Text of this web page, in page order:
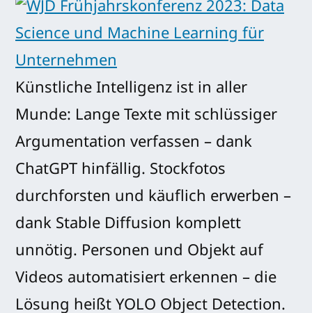
Künstliche Intelligenz ist in aller
Munde: Lange Texte mit schlüssiger
Argumentation verfassen – dank
ChatGPT hinfällig. Stockfotos
durchforsten und käuflich erwerben –
dank Stable Diffusion komplett
unnötig. Personen und Objekt auf
Videos automatisiert erkennen – die
Lösung heißt YOLO Object Detection.